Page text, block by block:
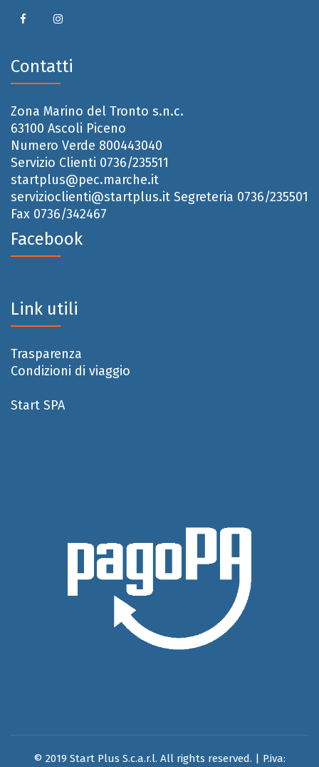
Contatti
Zona Marino del Tronto s.n.c.
63100 Ascoli Piceno
Numero Verde 800443040
Servizio Clienti 0736/235511
startplus@pec.marche.it
servizioclienti@startplus.it Segreteria 0736/235501
Fax 0736/342467
Facebook
Link utili
Trasparenza
Condizioni di viaggio
Start SPA
© 2019 Start Plus S.c.a.r.l. All rights reserved. | P.iva: